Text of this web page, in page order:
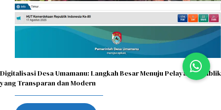
Digitalisasi Desa Umamanu: Langkah Besar Menuju Pelayanan Publik
yang Transparan dan Modern